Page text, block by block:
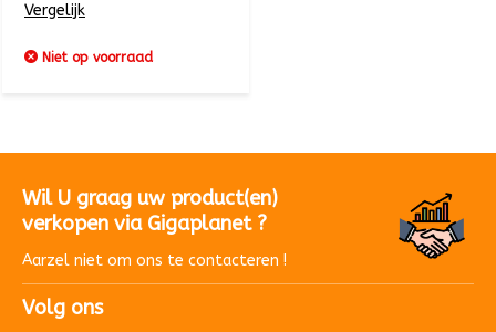
Vergelijk
Niet op voorraad
Wil U graag uw product(en)
verkopen via Gigaplanet ?
Aarzel niet om ons te contacteren !
Volg ons